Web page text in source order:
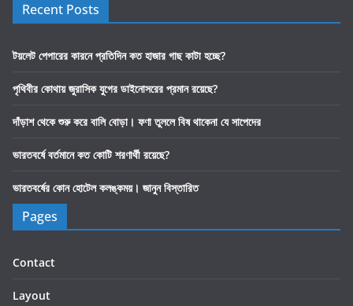
Recent Posts
টয়লেট পেপারের কারনে প্রতিদিন কত হাজার গাছ কাটা হচ্ছে?
পৃথিবীর কোথায় জুরাসিক যুগের ডাইনোসরের প্রমান রয়েছে?
দাঁড়াশ থেকে শুরু করে বালি বোড়া। ফণা তুললে বিষ থাকেনা যে সাপেদের
ভারতবর্ষে বর্তমানে কত কোটি শরণার্থী রয়েছে?
ভারতবর্ষের কোন হোটেল কলঙ্কময়। জানুন বিস্তারিত
Pages
Contact
Layout